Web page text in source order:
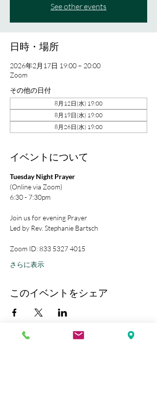
See other events
日時・場所
2026年2月17日 19:00 – 20:00
Zoom
その他の日付
8月12日(水) 19:00
8月19日(水) 19:00
8月26日(水) 19:00
イベントについて
Tuesday Night Prayer
(Online via Zoom)
6:30 - 7:30pm
Join us for evening Prayer
Led by Rev. Stephanie Bartsch
Zoom ID: 833 5327 4015
さらに表示
このイベントをシェア